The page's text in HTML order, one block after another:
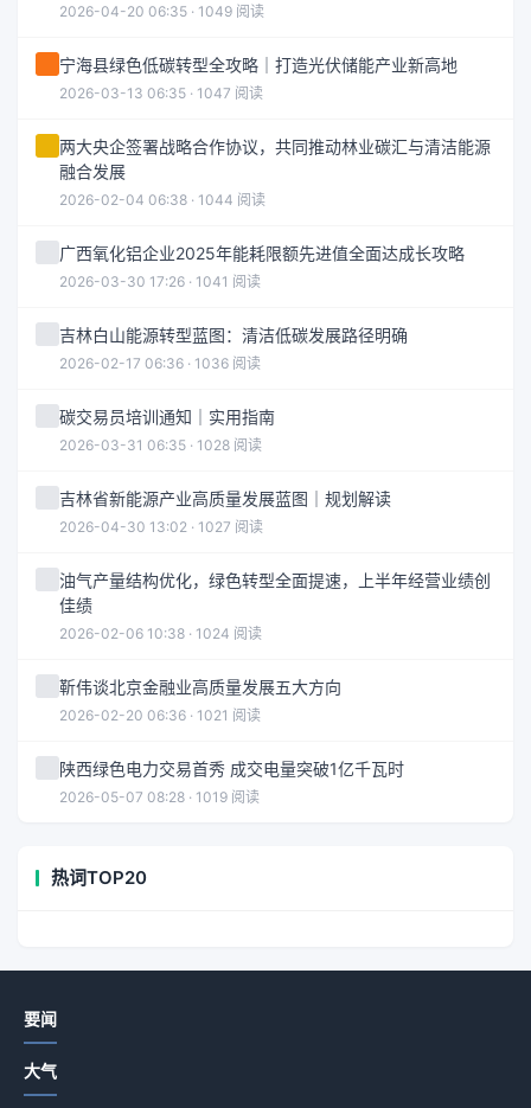
2026-04-20 06:35 · 1049 阅读
宁海县绿色低碳转型全攻略｜打造光伏储能产业新高地
2026-03-13 06:35 · 1047 阅读
两大央企签署战略合作协议，共同推动林业碳汇与清洁能源
融合发展
2026-02-04 06:38 · 1044 阅读
广西氧化铝企业2025年能耗限额先进值全面达成长攻略
2026-03-30 17:26 · 1041 阅读
吉林白山能源转型蓝图：清洁低碳发展路径明确
2026-02-17 06:36 · 1036 阅读
碳交易员培训通知｜实用指南
2026-03-31 06:35 · 1028 阅读
吉林省新能源产业高质量发展蓝图｜规划解读
2026-04-30 13:02 · 1027 阅读
油气产量结构优化，绿色转型全面提速，上半年经营业绩创
佳绩
2026-02-06 10:38 · 1024 阅读
靳伟谈北京金融业高质量发展五大方向
2026-02-20 06:36 · 1021 阅读
陕西绿色电力交易首秀 成交电量突破1亿千瓦时
2026-05-07 08:28 · 1019 阅读
热词TOP20
要闻
大气